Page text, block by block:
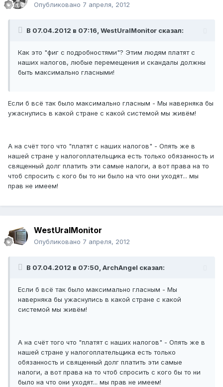
Опубликовано 7 апреля, 2012
В 07.04.2012 в 07:16, WestUralMonitor сказал:
Как это "фиг с подробностями"? Этим людям платят с
наших налогов, любые перемещения и скандалы должны
быть максимально гласными!
Если б всё так было максимально гласным - Мы наверняка бы
ужаснулись в какой стране с какой системой мы живём!
А на счёт того что "платят с наших налогов" - Опять же в
нашей стране у налогоплательщика есть только обязанность и
священный долг платить эти самые налоги, а вот права на то
чтоб спросить с кого бы то ни было на что они уходят... мы
прав не имеем!
WestUralMonitor
Опубликовано 7 апреля, 2012
В 07.04.2012 в 07:50, ArchАngel сказал:
Если б всё так было максимально гласным - Мы
наверняка бы ужаснулись в какой стране с какой
системой мы живём!
А на счёт того что "платят с наших налогов" - Опять же в
нашей стране у налогоплательщика есть только
обязанность и священный долг платить эти самые
налоги, а вот права на то чтоб спросить с кого бы то ни
было на что они уходят... мы прав не имеем!